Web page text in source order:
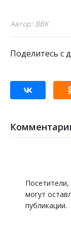
Автор: ВВК
Поделитесь с
Посетители,
могут
публикации.